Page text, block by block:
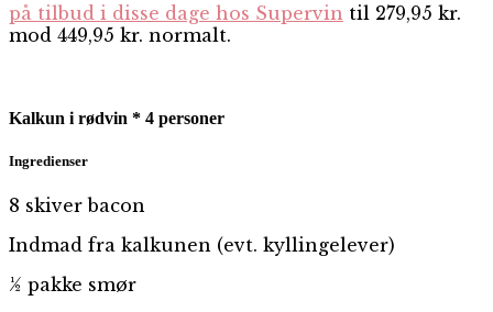
på tilbud i disse dage hos Supervin til 279,95 kr.
mod 449,95 kr. normalt.
Kalkun i rødvin * 4 personer
Ingredienser
8 skiver bacon
Indmad fra kalkunen (evt. kyllingelever)
½ pakke smør